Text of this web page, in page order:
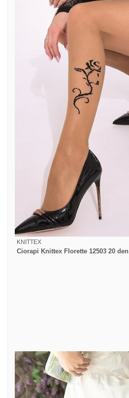
KNITTEX
Ciorapi Knittex Florette 12503 20 den